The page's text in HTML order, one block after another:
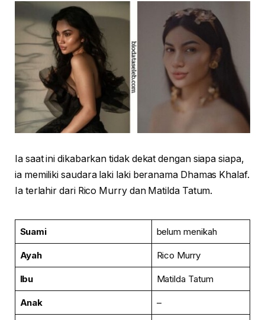
Ia saat ini dikabarkan tidak dekat dengan siapa siapa,
ia memiliki saudara laki laki beranama Dhamas Khalaf.
Ia terlahir dari Rico Murry dan Matilda Tatum.
Suami belum menikah
Ayah Rico Murry
Ibu Matilda Tatum
Anak –